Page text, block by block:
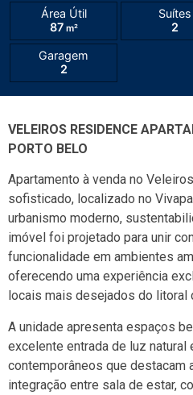
Área Útil
87m²
Suítes
2
Garagem
2
VELEIROS RESIDENCE
PORTO BELO
Apartamento à venda no
sofisticado, localizado no
urbanismo moderno,
imóvel foi projetado para unir
funcionalidade em ambientes
oferecendo uma experiência
locais mais desejados do litoral
A unidade apresenta espaços
excelente entrada de luz natural
contemporâneos que destacam
integração entre sala de estar,